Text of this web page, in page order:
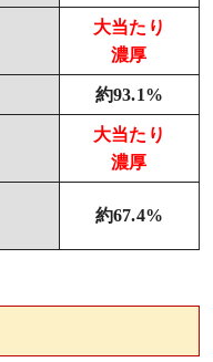
大当たり
濃厚
約93.1%
大当たり
濃厚
約67.4%